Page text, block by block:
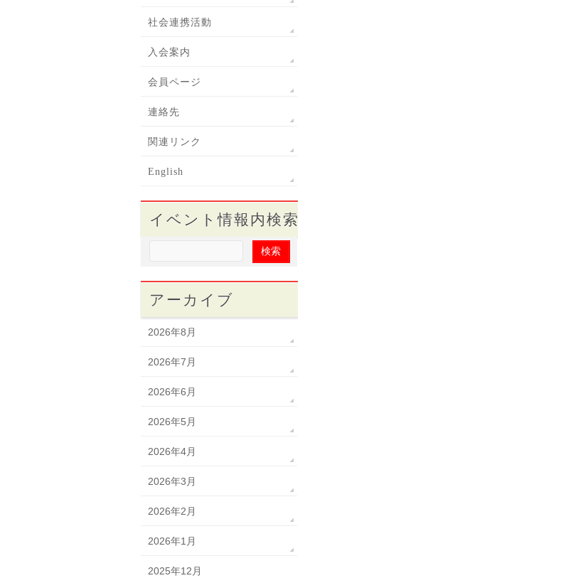
社会連携活動
入会案内
会員ページ
連絡先
関連リンク
English
イベント情報内検索
アーカイブ
2026年8月
2026年7月
2026年6月
2026年5月
2026年4月
2026年3月
2026年2月
2026年1月
2025年12月